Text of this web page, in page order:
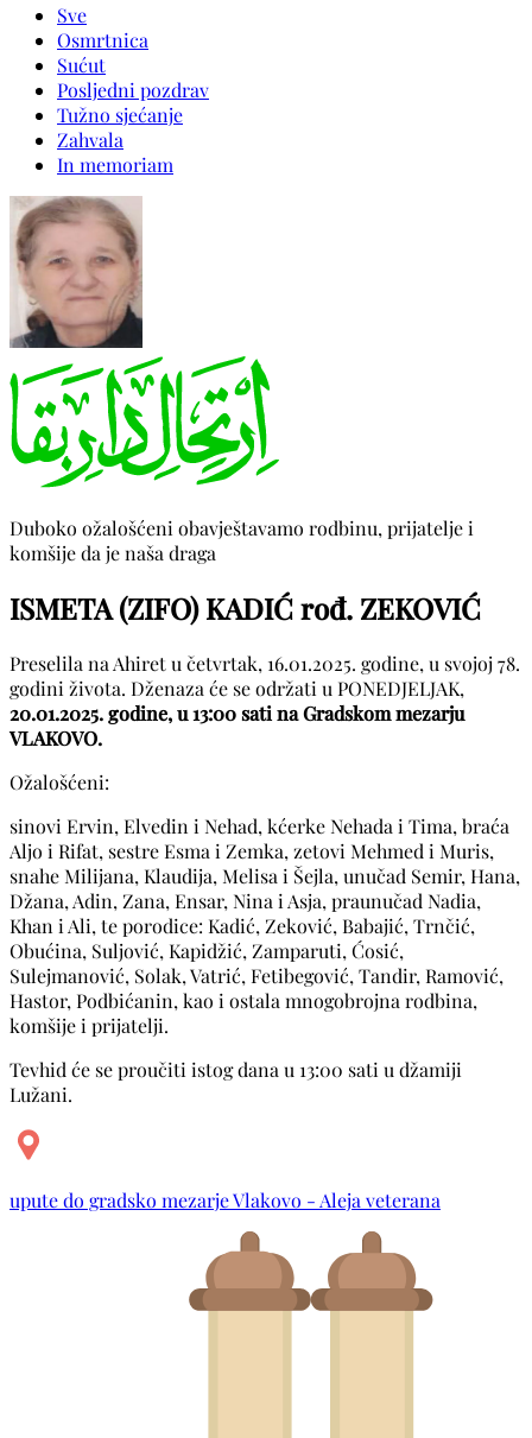
Sve
Osmrtnica
Sućut
Posljedni pozdrav
Tužno sjećanje
Zahvala
In memoriam
Duboko ožalošćeni obavještavamo rodbinu, prijatelje i
komšije da je naša draga
ISMETA (ZIFO) KADIĆ rođ. ZEKOVIĆ
Preselila na Ahiret u četvrtak, 16.01.2025. godine, u svojoj 78.
godini života. Dženaza će se održati u PONEDJELJAK,
20.01.2025. godine, u 13:00 sati na Gradskom mezarju
VLAKOVO.
Ožalošćeni:
sinovi Ervin, Elvedin i Nehad, kćerke Nehada i Tima, braća
Aljo i Rifat, sestre Esma i Zemka, zetovi Mehmed i Muris,
snahe Milijana, Klaudija, Melisa i Šejla, unučad Semir, Hana,
Džana, Adin, Zana, Ensar, Nina i Asja, praunučad Nadia,
Khan i Ali, te porodice: Kadić, Zeković, Babajić, Trnčić,
Obućina, Suljović, Kapidžić, Zamparuti, Ćosić,
Sulejmanović, Solak, Vatrić, Fetibegović, Tandir, Ramović,
Hastor, Podbićanin, kao i ostala mnogobrojna rodbina,
komšije i prijatelji.
Tevhid će se proučiti istog dana u 13:00 sati u džamiji
Lužani.
upute do gradsko mezarje Vlakovo - Aleja veterana